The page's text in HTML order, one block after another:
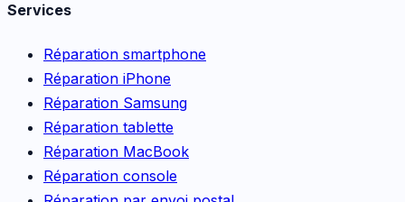
Services
Réparation smartphone
Réparation iPhone
Réparation Samsung
Réparation tablette
Réparation MacBook
Réparation console